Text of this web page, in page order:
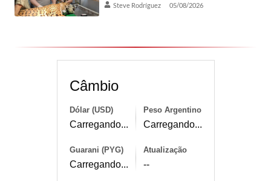
Steve Rodríguez 05/08/2026
Câmbio
Dólar (USD)
Carregando...
Peso Argentino
Carregando...
Guarani (PYG)
Carregando...
Atualização
--